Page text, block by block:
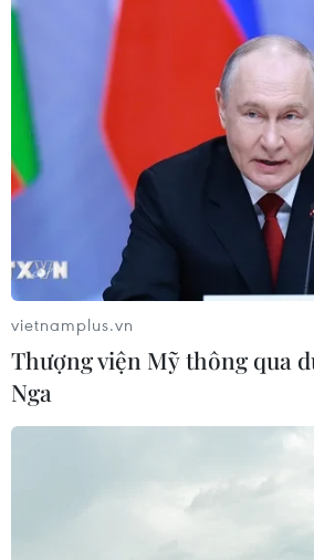
Phó Tổng Biên tập: NGUYỄN THỊ
THỦY
Sở hữu trí tuệ
Quy
RSS
Hỗ trợ
Ngôn ngữ
TTXVN
Quảng
Liên hệ
Giấy phép số: 1374/GP-BTTTT do Bộ
cấp ngày 11/9/2008.
Quảng cáo: Phó TBT Nguyễn Thị Tám:
Điện thoại: (024) 39411349 - (024)
vietnamplus.vn
Thượng viện Mỹ thông qua
Nga